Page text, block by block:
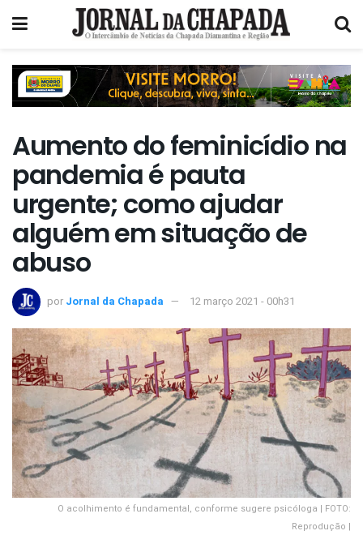
Aumento do feminicídio na
pandemia é pauta
urgente; como ajudar
alguém em situação de
abuso
por Jornal da Chapada 12 março 2021 - 00h31
O acolhimento é fundamental, conforme sugere psicóloga | FOTO:
Reprodução |